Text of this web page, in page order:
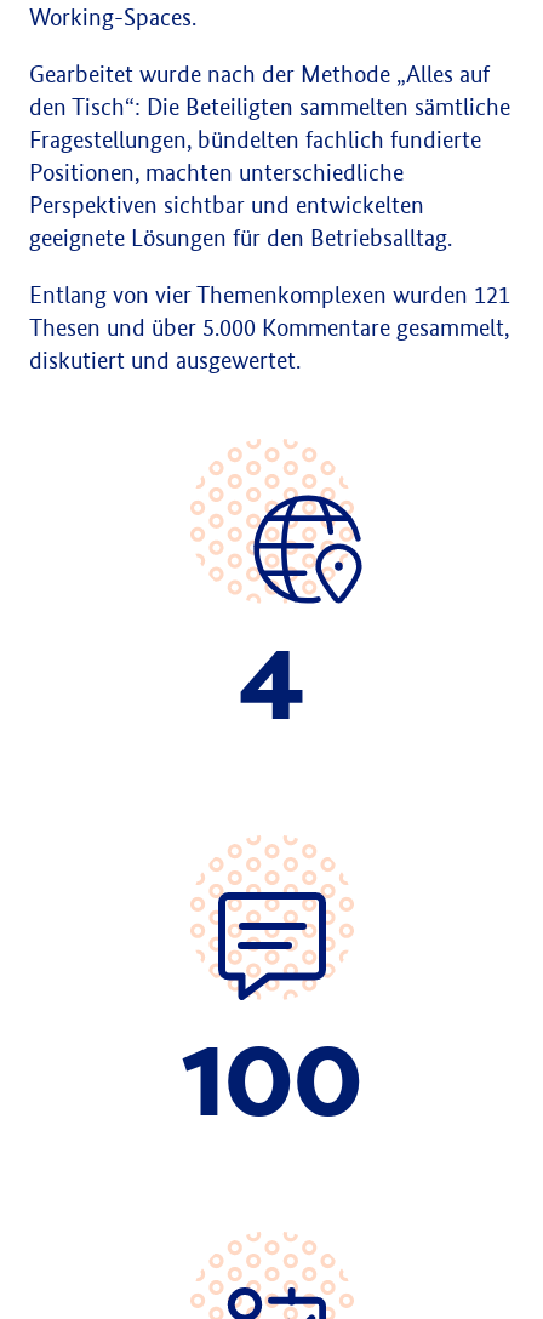
Working-Spaces.
Gearbeitet wurde nach der Methode „Alles auf
den Tisch“: Die Beteiligten sammelten sämtliche
Fragestellungen, bündelten fachlich fundierte
Positionen, machten unterschiedliche
Perspektiven sichtbar und entwickelten
geeignete Lösungen für den Betriebsalltag.
Entlang von vier Themenkomplexen wurden 121
Thesen und über 5.000 Kommentare gesammelt,
diskutiert und ausgewertet.
4
100